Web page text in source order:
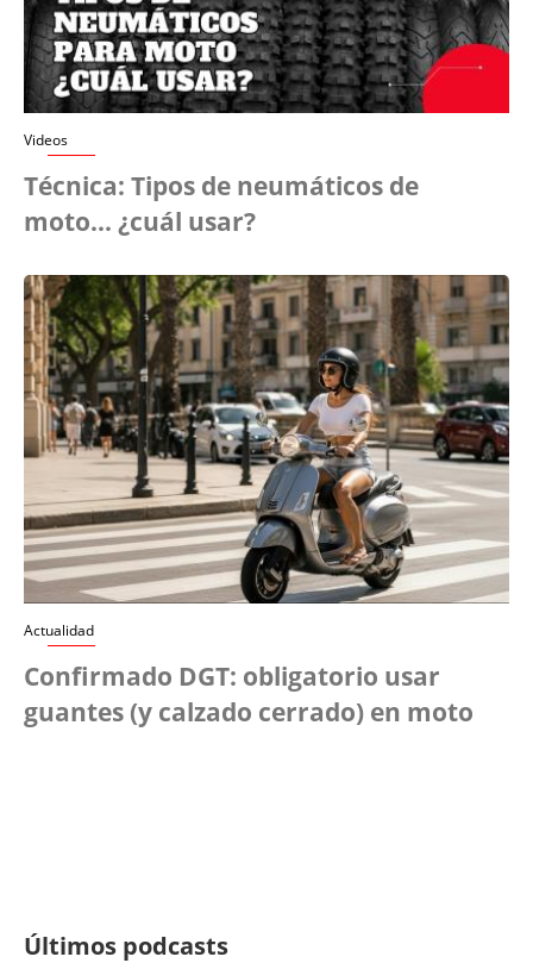
Videos
Técnica: Tipos de neumáticos de
moto... ¿cuál usar?
Actualidad
Confirmado DGT: obligatorio usar
guantes (y calzado cerrado) en moto
Últimos podcasts